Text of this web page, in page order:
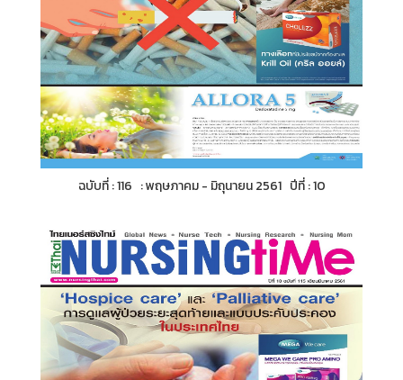
ฉบับที่ : 116 : พฤษภาคม - มิถุนายน 2561 ปีที่ : 10